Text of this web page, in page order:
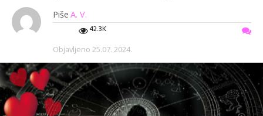
Piše A. V.
42.3K
Objavljeno 25.07. 2024.